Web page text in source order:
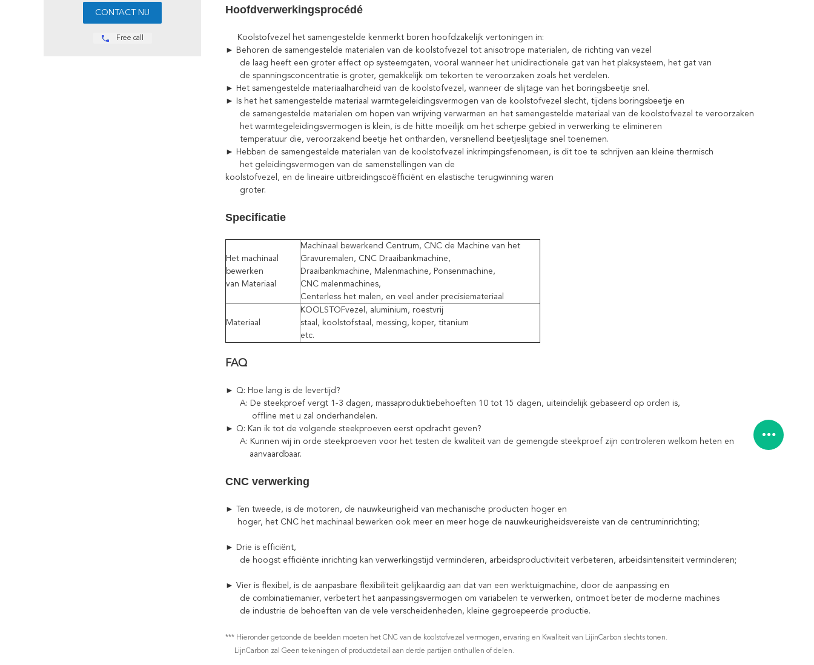
Free call
Hoofdverwerkingsprocédé
Koolstofvezel het samengestelde kenmerkt boren hoofdzakelijk vertoningen in:
► Behoren de samengestelde materialen van de koolstofvezel tot anisotrope materialen, de richting van vezel
de laag heeft een groter effect op systeemgaten, vooral wanneer het unidirectionele gat van het plaksysteem, het gat van
de spanningsconcentratie is groter, gemakkelijk om tekorten te veroorzaken zoals het verdelen.
► Het samengestelde materiaalhardheid van de koolstofvezel, wanneer de slijtage van het boringsbeetje snel.
► Is het het samengestelde materiaal warmtegeleidingsvermogen van de koolstofvezel slecht, tijdens boringsbeetje en
de samengestelde materialen om hopen van wrijving verwarmen en het samengestelde materiaal van de koolstofvezel te veroorzaken
het warmtegeleidingsvermogen is klein, is de hitte moeilijk om het scherpe gebied in verwerking te elimineren
temperatuur die, veroorzakend beetje het ontharden, versnellend beetjeslijtage snel toenemen.
► Hebben de samengestelde materialen van de koolstofvezel inkrimpingsfenomeen, is dit toe te schrijven aan kleine thermisch
het geleidingsvermogen van de samenstellingen van de
koolstofvezel, en de lineaire uitbreidingscoëfficiënt en elastische terugwinning waren
groter.
Specificatie
Het machinaal
bewerken
van Materiaal
Machinaal bewerkend Centrum, CNC de Machine van het
Gravuremalen, CNC Draaibankmachine,
Draaibankmachine, Malenmachine, Ponsenmachine,
CNC malenmachines,
Centerless het malen, en veel ander precisiemateriaal
Materiaal
KOOLSTOFvezel, aluminium, roestvrij
staal, koolstofstaal, messing, koper, titanium
etc.
FAQ
► Q: Hoe lang is de levertijd?
A: De steekproef vergt 1-3 dagen, massaproduktiebehoeften 10 tot 15 dagen, uiteindelijk gebaseerd op orden is,
offline met u zal onderhandelen.
► Q: Kan ik tot de volgende steekproeven eerst opdracht geven?
A: Kunnen wij in orde steekproeven voor het testen de kwaliteit van de gemengde steekproef zijn controleren welkom heten en
aanvaardbaar.
CNC verwerking
► Ten tweede, is de motoren, de nauwkeurigheid van mechanische producten hoger en
hoger, het CNC het machinaal bewerken ook meer en meer hoge de nauwkeurigheidsvereiste van de centruminrichting;
► Drie is efficiënt,
de hoogst efficiënte inrichting kan verwerkingstijd verminderen, arbeidsproductiviteit verbeteren, arbeidsintensiteit verminderen;
► Vier is flexibel, is de aanpasbare flexibiliteit gelijkaardig aan dat van een werktuigmachine, door de aanpassing en
de combinatiemanier, verbetert het aanpassingsvermogen om variabelen te verwerken, ontmoet beter de moderne machines
de industrie de behoeften van de vele verscheidenheden, kleine gegroepeerde productie.
*** Hieronder getoonde de beelden moeten het CNC van de koolstofvezel vermogen, ervaring en Kwaliteit van LijinCarbon slechts tonen.
LijnCarbon zal Geen tekeningen of productdetail aan derde partijen onthullen of delen.